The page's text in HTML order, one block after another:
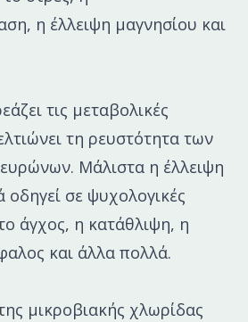
η έλλειψη μαγνησίου και
τις μεταβολικές
τη ρευστότητα των
Μάλιστα η έλλειψη
οδηγεί σε ψυχολογικές
άγχος, η κατάθλιψη, η
και άλλα πολλά.
μικροβιακής χλωρίδας